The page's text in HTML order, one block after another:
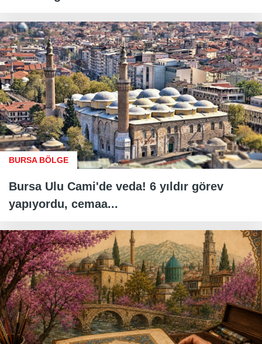
BURSA BÖLGE
Bursa Ulu Cami'de veda! 6 yıldır görev
yapıyordu, cemaa...